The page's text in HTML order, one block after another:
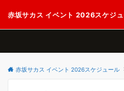
赤坂サカス イベント 2026スケジ
赤坂サカス イベント 2026スケジュール